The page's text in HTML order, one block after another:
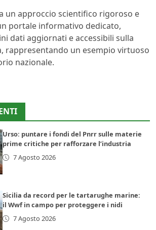
un approccio scientifico rigoroso e
portale informativo dedicato,
dati aggiornati e accessibili sulla
rappresentando un esempio virtuoso
nazionale.
Urso: puntare i fondi del Pnrr sulle materie
prime critiche per rafforzare l’industria
7 Agosto 2026
Sicilia da record per le tartarughe marine:
il Wwf in campo per proteggere i nidi
7 Agosto 2026